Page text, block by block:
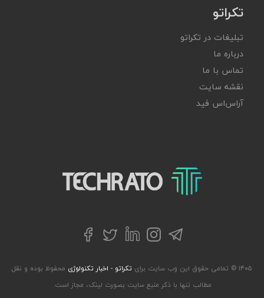
تکراتو
تبلیغات در تکراتو
درباره ما
تماس با ما
نقشه سایت
آر‌اس‌اس فید
تکراتو – زندگی با تکنولوژی
تلگراماینستاگرام
لینکداینتوییترفیسبوک
۱۴۰۵ © تمامی حقوق این وب سایت برای تکراتو - اخبار تکنولوژی محفوظ بوده و نقل
مطالب تنها با ذکر منبع سایت بصورت لینک، مجاز است.